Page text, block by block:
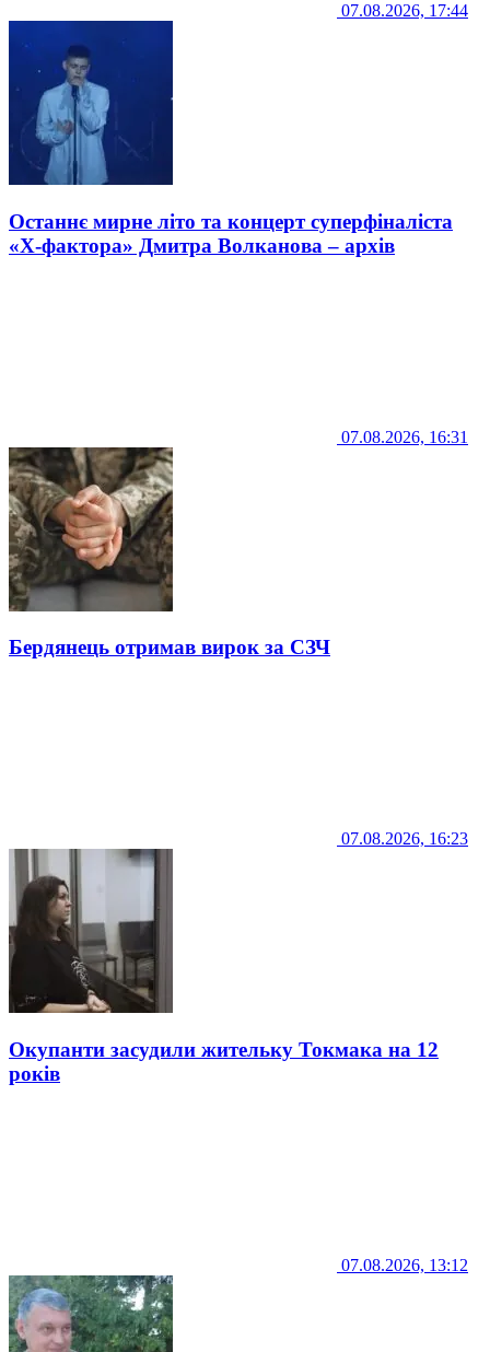
07.08.2026, 17:44
Останнє мирне літо та концерт суперфіналіста
«Х-фактора» Дмитра Волканова – архів
07.08.2026, 16:31
Бердянець отримав вирок за СЗЧ
07.08.2026, 16:23
Окупанти засудили жительку Токмака на 12
років
07.08.2026, 13:12